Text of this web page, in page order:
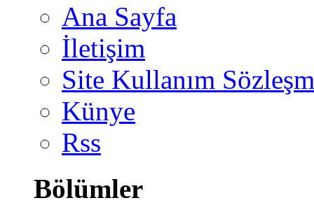
Ana Sayfa
İletişim
Site Kullanım
Künye
Rss
Bölümler